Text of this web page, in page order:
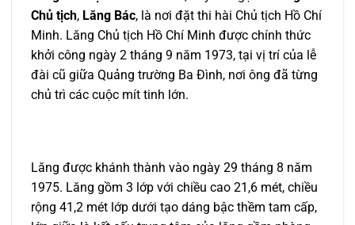
Chủ tịch, Lăng Bác, là nơi đặt thi hài Chủ tịch Hồ Chí
Minh. Lăng Chủ tịch Hồ Chí Minh được chính thức
khởi công ngày 2 tháng 9 năm 1973, tại vị trí của lễ
đài cũ giữa Quảng trường Ba Đình, nơi ông đã từng
chủ trì các cuộc mít tinh lớn.
Lăng được khánh thành vào ngày 29 tháng 8 năm
1975. Lăng gồm 3 lớp với chiều cao 21,6 mét, chiều
rộng 41,2 mét lớp dưới tạo dáng bậc thềm tam cấp,